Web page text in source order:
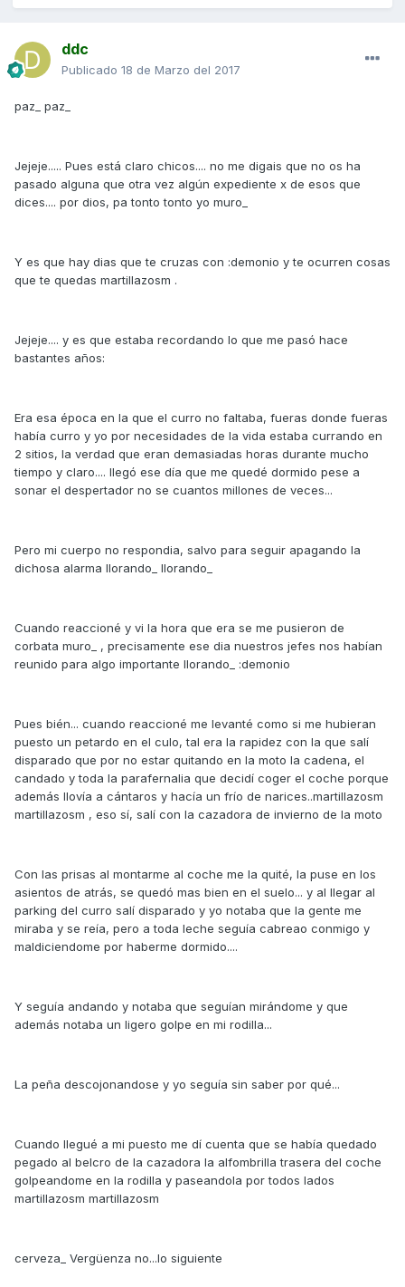
ddc
Publicado 18 de Marzo del 2017
paz_ paz_
Jejeje..... Pues está claro chicos.... no me digais que no os ha
pasado alguna que otra vez algún expediente x de esos que
dices.... por dios, pa tonto tonto yo muro_
Y es que hay dias que te cruzas con :demonio y te ocurren cosas
que te quedas martillazosm .
Jejeje.... y es que estaba recordando lo que me pasó hace
bastantes años:
Era esa época en la que el curro no faltaba, fueras donde fueras
había curro y yo por necesidades de la vida estaba currando en
2 sitios, la verdad que eran demasiadas horas durante mucho
tiempo y claro.... llegó ese día que me quedé dormido pese a
sonar el despertador no se cuantos millones de veces...
Pero mi cuerpo no respondia, salvo para seguir apagando la
dichosa alarma llorando_ llorando_
Cuando reaccioné y vi la hora que era se me pusieron de
corbata muro_ , precisamente ese dia nuestros jefes nos habían
reunido para algo importante llorando_ :demonio
Pues bién... cuando reaccioné me levanté como si me hubieran
puesto un petardo en el culo, tal era la rapidez con la que salí
disparado que por no estar quitando en la moto la cadena, el
candado y toda la parafernalia que decidí coger el coche porque
además llovía a cántaros y hacía un frío de narices..martillazosm
martillazosm , eso sí, salí con la cazadora de invierno de la moto
Con las prisas al montarme al coche me la quité, la puse en los
asientos de atrás, se quedó mas bien en el suelo... y al llegar al
parking del curro salí disparado y yo notaba que la gente me
miraba y se reía, pero a toda leche seguía cabreao conmigo y
maldiciendome por haberme dormido....
Y seguía andando y notaba que seguían mirándome y que
además notaba un ligero golpe en mi rodilla...
La peña descojonandose y yo seguía sin saber por qué...
Cuando llegué a mi puesto me dí cuenta que se había quedado
pegado al belcro de la cazadora la alfombrilla trasera del coche
golpeandome en la rodilla y paseandola por todos lados
martillazosm martillazosm
cerveza_ Vergüenza no...lo siguiente